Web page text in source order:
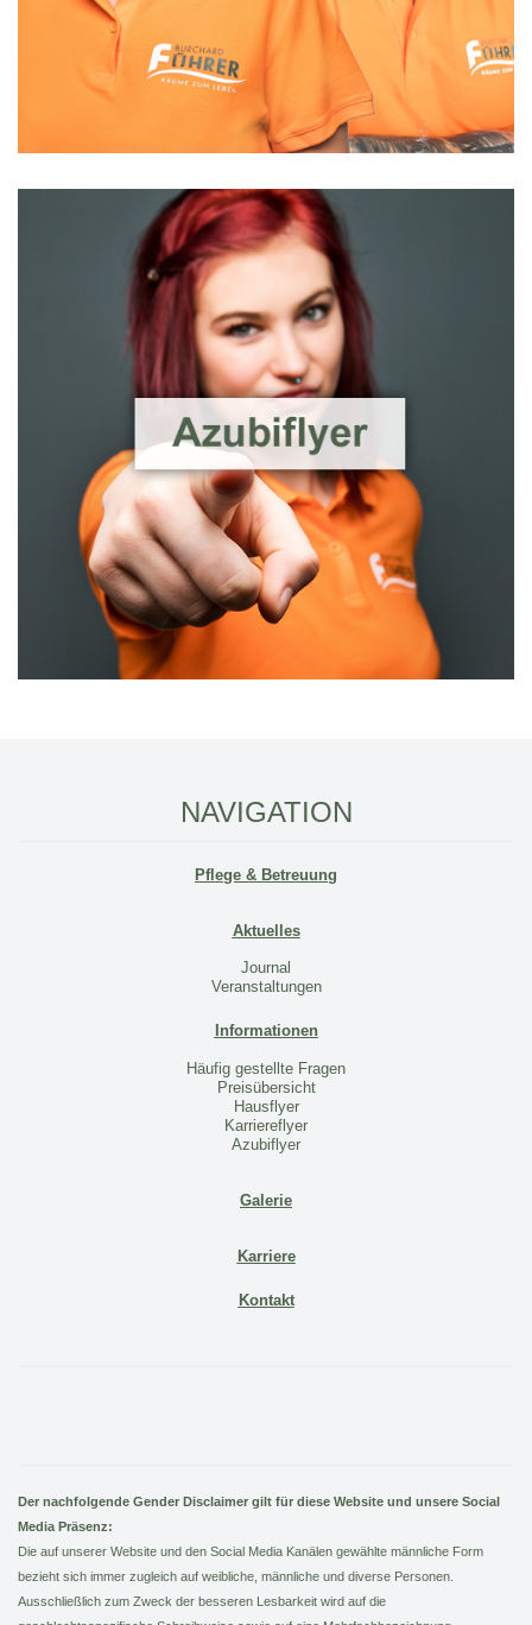
NAVIGATION
Pflege & Betreuung
Aktuelles
Journal
Veranstaltungen
Informationen
Häufig gestellte Fragen
Preisübersicht
Hausflyer
Karriereflyer
Azubiflyer
Galerie
Karriere
Kontakt
Der nachfolgende Gender Disclaimer gilt für diese Website und unsere Social
Media Präsenz:
Die auf unserer Website und den Social Media Kanälen gewählte männliche Form
bezieht sich immer zugleich auf weibliche, männliche und diverse Personen.
Ausschließlich zum Zweck der besseren Lesbarkeit wird auf die